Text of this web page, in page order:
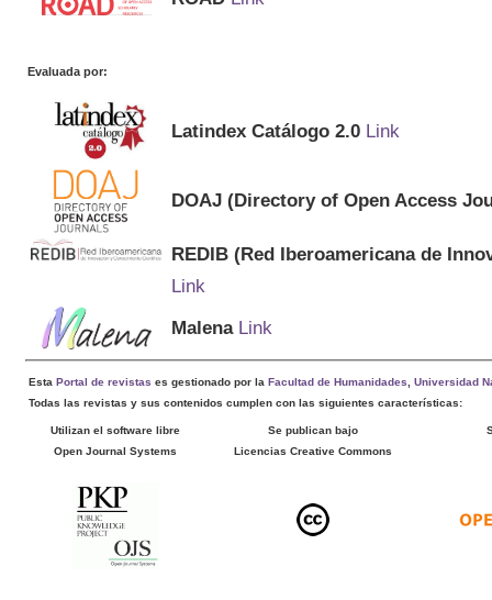
Evaluada por:
Latindex Catálogo 2.0 Link
DOAJ (Directory of Open Access
REDIB (Red Iberoamericana de
Link
Malena Link
EstaPortal de revistas es gestionado por laFacultad de Humanidades ,Universidad
Todas las revistas y sus contenidos cumplen con las siguientes características:
Utilizan el software libre
Open Journal Systems
Se publican bajo
Licencias Creative Commons